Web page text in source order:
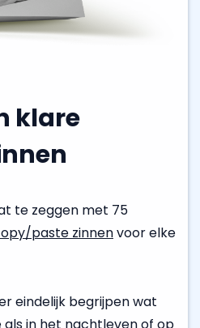
klare
te zeggen met 75
paste zinnenvoor elke
eindelijk begrijpen wat